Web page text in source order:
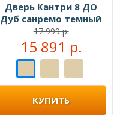
Дверь Кантри 8 ДО
Дуб санремо темный
Фацет
17 999 р.
15 891 р.
КУПИТЬ